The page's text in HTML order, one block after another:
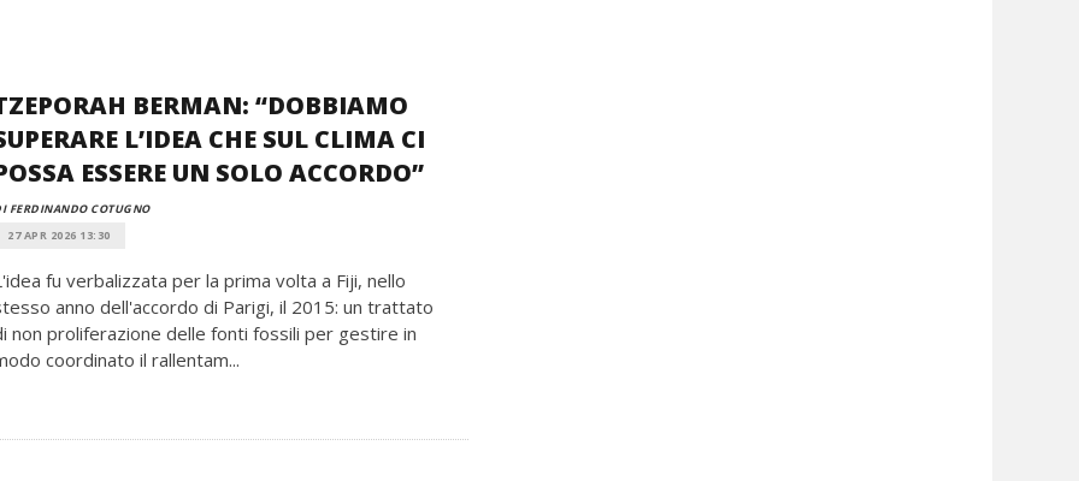
BERMAN: “DOBBIAMO
L’IDEA CHE SUL CLIMA CI
ESSERE UN SOLO ACCORDO”
FERDINANDO COTUGNO
27 APR 2026 13:30
fu verbalizzata per la prima volta a Fiji, nello
anno dell'accordo di Parigi, il 2015: un trattato
non proliferazione delle fonti fossili per gestire in
coordinato il rallentam...